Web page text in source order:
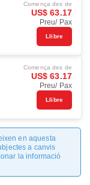
Comença des de
US$ 63.17
Preu/ Pax
Llibre
Comença des de
US$ 63.17
Preu/ Pax
Llibre
en aquesta
a canvis
la informació